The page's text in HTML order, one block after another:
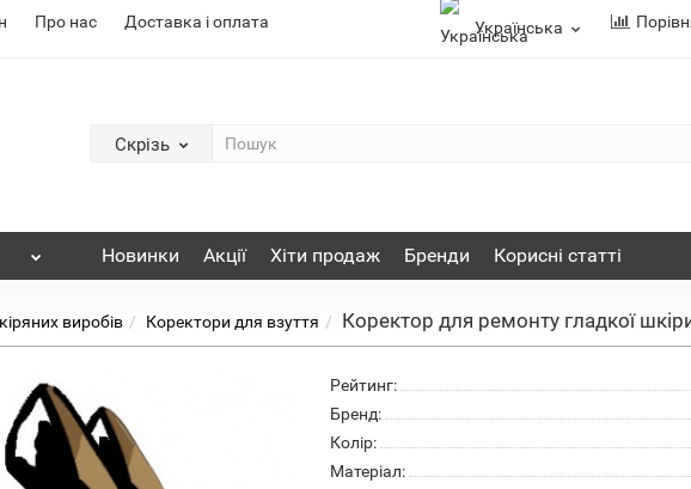
Про нас Доставка і оплата Українська
Скрізь
Новинки Акції Хіти продаж Бренди Корисні статті
виробів Коректори для взуття Коректор для ремонту гладкої
Рейтинг:
Бренд:
Колір:
Матеріал: